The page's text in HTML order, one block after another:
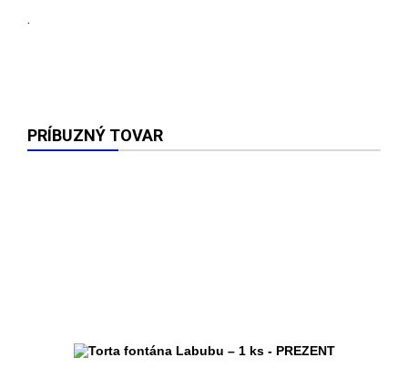
.
PRÍBUZNÝ TOVAR